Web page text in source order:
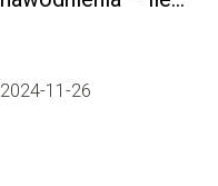
każdego dnia
2024-11-26